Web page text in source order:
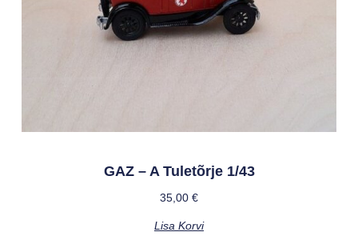
GAZ – A Tuletõrje 1/43
35,00 €
Lisa Korvi